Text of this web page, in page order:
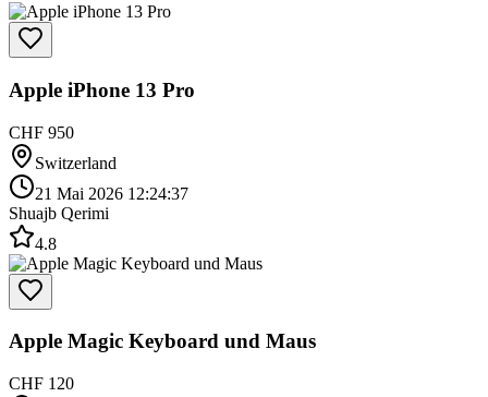
Apple iPhone 13 Pro
CHF 950
Switzerland
21 Mai 2026 12:24:37
Shuajb Qerimi
4.8
Apple Magic Keyboard und Maus
CHF 120